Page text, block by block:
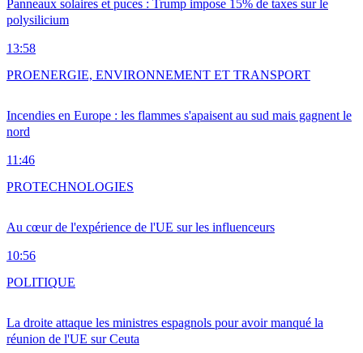
Panneaux solaires et puces : Trump impose 15% de taxes sur le
polysilicium
13:58
Incendies en Europe : les flammes s'apaisent au sud mais gagnent le
nord
11:46
PROENERGIE, ENVIRONNEMENT ET TRANSPORT
Au cœur de l'expérience de l'UE sur les influenceurs
10:56
PROTECHNOLOGIES
La droite attaque les ministres espagnols pour avoir manqué la
réunion de l'UE sur Ceuta
POLITIQUE